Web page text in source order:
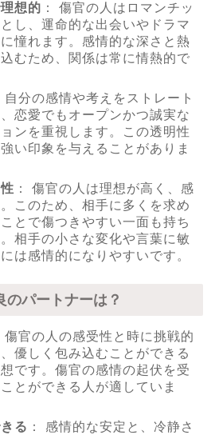
想的 ： 傷官の人はロマンチッ
し、運命的な出会いやドラマ
憧れます。感情的な深さと熱
むため、関係は常に情熱的で
自分の感情や考えをストレート
恋愛でもオープンかつ誠実な
ンを重視します。この透明性
い印象を与えることがありま
： 傷官の人は理想が高く、感
このため、相手に多くを求め
とで傷つきやすい一面も持ち
相手の小さな変化や言葉に敏
は感情的になりやすいです。
のパートナーは？
傷官の人の感受性と時に挑戦的
優しく包み込むことができる
です。傷官の感情の起伏を受
とができる人が適していま
る ： 感情的な安定と、冷静さ